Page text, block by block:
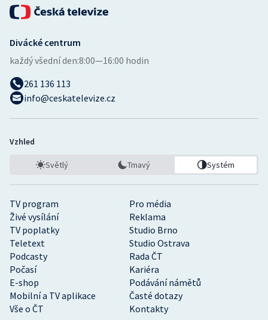
TV program
Pro média
Živé vysílání
Reklama
TV poplatky
Studio Brno
Teletext
Studio Ostrava
Podcasty
Rada ČT
Počasí
Kariéra
E-shop
Podávání námětů
Mobilní a TV aplikace
Časté dotazy
Vše o ČT
Kontakty
Divácké centrum
každý všední den:8:00—16:00 hodin
261 136 113
info@ceskatelevize.cz
Vzhled
Světlý Tmavý Systém